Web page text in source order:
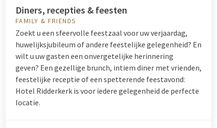
Diners, recepties & feesten
FAMILY & FRIENDS
Zoekt u een sfeervolle feestzaal voor uw verjaardag,
huwelijksjubileum of andere feestelijke gelegenheid? En
wilt u uw gasten een onvergetelijke herinnering
geven? Een gezellige brunch, intiem diner met vrienden,
feestelijke receptie of een spetterende feestavond:
Hotel Ridderkerk is voor iedere gelegenheid de perfecte
locatie.